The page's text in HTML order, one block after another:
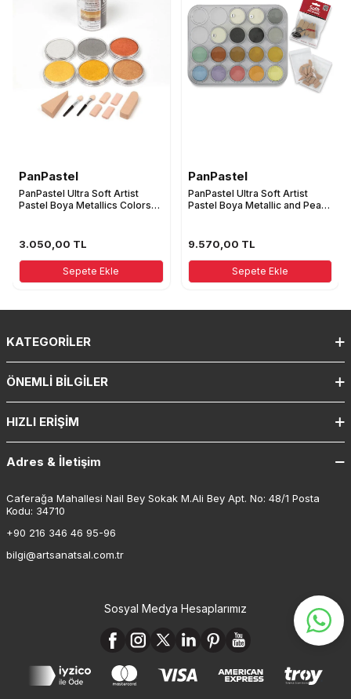
PanPastel
PanPastel Ultra Soft Artist
Pastel Boya Metallics Colors
3.050,00 TL
Sepete Ekle
PanPastel
PanPastel Ultra Soft Artist
Pastel Boya Metallic and Pearl
9.570,00 TL
Sepete Ekle
KATEGORILER
ÖNEMLI BILGILER
HIZLI ERIŞIM
Adres & İletişim
Caferağa Mahallesi Nail Bey Sokak M.Ali Bey Apt. No: 48/1 Posta
Kodu: 34710
+90 216 346 46 95-96
bilgi@artsanatsal.com.tr
Sosyal Medya Hesaplarımız